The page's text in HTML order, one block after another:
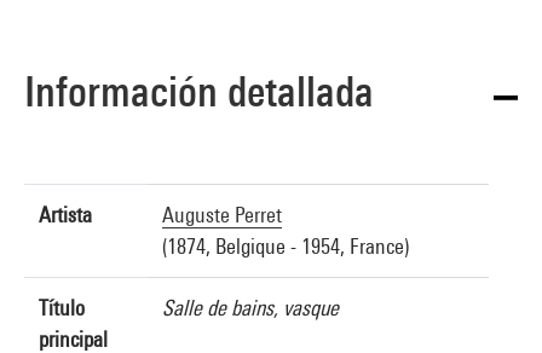
Información detallada
Artista
Auguste Perret
(1874, Belgique - 1954, France)
Título
principal
Salle de bains, vasque